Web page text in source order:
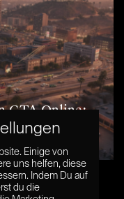
GTA Online:
Einige von
uns helfen, diese
Indem Du auf
du die